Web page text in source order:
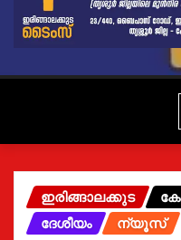
ഇരിങ്ങാലക്കുട
ദേശീയം
ന്യൂസ്